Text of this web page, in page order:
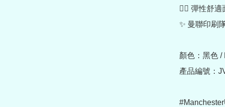
🤸‍♂️ 彈性舒適
✨ 曼聯印刷
顏色：黑色 /
產品編號：